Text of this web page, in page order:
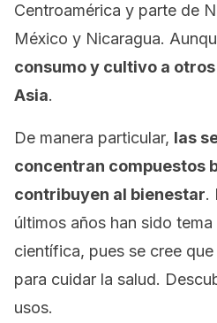
Centroamérica y parte de
México y Nicaragua.
consumo y cultivo a
Asia.
De manera particular, las
concentran compuestos
contribuyen al bienestar.
últimos años han sido
científica, pues se cree
para cuidar la salud.
usos.